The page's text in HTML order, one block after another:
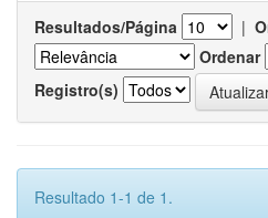
Resultados/Página |
Ordenar
Registro(s)
Resultado 1-1 de 1.